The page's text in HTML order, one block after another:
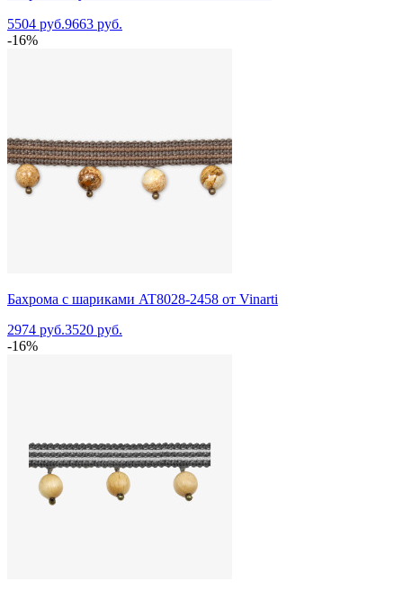
5504 руб.9663 руб.
-16%
Бахрома с шариками AT8028-2458 от Vinarti
2974 руб.3520 руб.
-16%